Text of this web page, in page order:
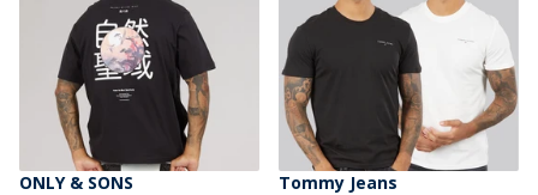
ONLY & SONS
Tommy Jeans